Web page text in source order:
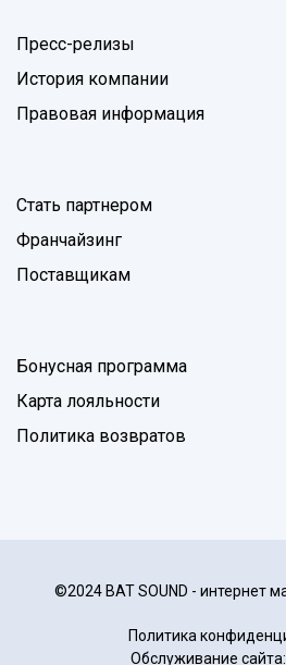
Пресс-релизы
История компании
Правовая информация
Стать партнером
Франчайзинг
Поставщикам
Бонусная программа
Карта лояльности
Политика возвратов
©2024 BAT SOUND - интернет
Политика
Обслуживание сайта: